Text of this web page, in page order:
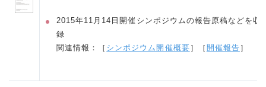
2015年11月14日開催シンポジウムの報告原稿などを収
録
関連情報：［ シンポジウム開催概要 ］［ 開催報告 ］